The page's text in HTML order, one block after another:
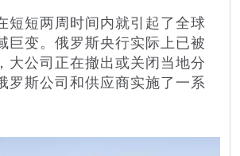
短两周时间内就引起了全球
巨变。俄罗斯央行实际上已被
大公司正在撤出或关闭当地分
罗斯公司和供应商实施了一系